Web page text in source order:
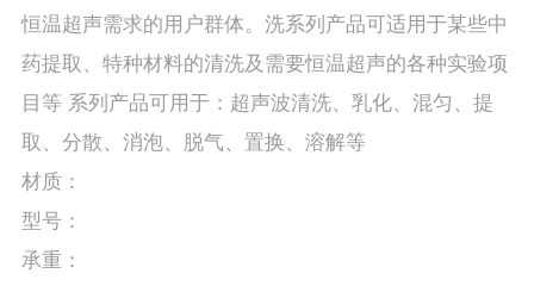
恒温超声需求的用户群体。洗系列产品可适用于某些中
药提取、特种材料的清洗及需要恒温超声的各种实验项
目等 系列产品可用于：超声波清洗、乳化、混匀、提
取、分散、消泡、脱气、置换、溶解等
材质：
型号：
承重：